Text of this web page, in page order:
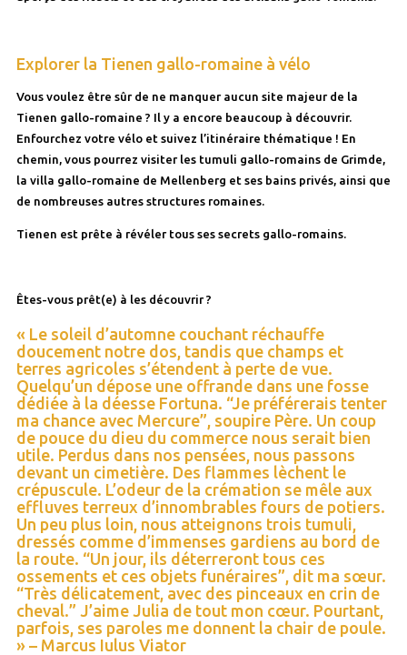
Explorer la Tienen gallo-romaine à vélo
Vous voulez être sûr de ne manquer aucun site majeur de la
Tienen gallo-romaine ? Il y a encore beaucoup à découvrir.
Enfourchez votre vélo et suivez l’itinéraire thématique ! En
chemin, vous pourrez visiter les tumuli gallo-romains de Grimde,
la villa gallo-romaine de Mellenberg et ses bains privés, ainsi que
de nombreuses autres structures romaines.
Tienen est prête à révéler tous ses secrets gallo-romains.
Êtes-vous prêt(e) à les découvrir ?
« Le soleil d’automne couchant réchauffe
doucement notre dos, tandis que champs et
terres agricoles s’étendent à perte de vue.
Quelqu’un dépose une offrande dans une fosse
dédiée à la déesse Fortuna. “Je préférerais tenter
ma chance avec Mercure”, soupire Père. Un coup
de pouce du dieu du commerce nous serait bien
utile. Perdus dans nos pensées, nous passons
devant un cimetière. Des flammes lèchent le
crépuscule. L’odeur de la crémation se mêle aux
effluves terreux d’innombrables fours de potiers.
Un peu plus loin, nous atteignons trois tumuli,
dressés comme d’immenses gardiens au bord de
la route. “Un jour, ils déterreront tous ces
ossements et ces objets funéraires”, dit ma sœur.
“Très délicatement, avec des pinceaux en crin de
cheval.” J’aime Julia de tout mon cœur. Pourtant,
parfois, ses paroles me donnent la chair de poule.
» – Marcus Iulus Viator